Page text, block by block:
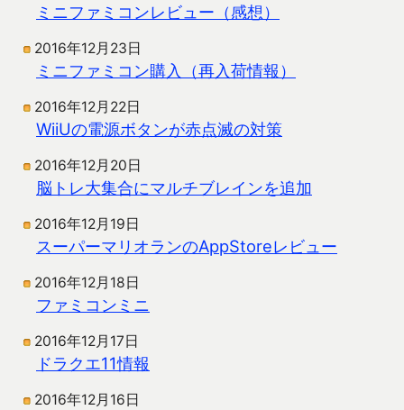
ミニファミコンレビュー（感想）
2016年12月23日
ミニファミコン購入（再入荷情報）
2016年12月22日
WiiUの電源ボタンが赤点滅の対策
2016年12月20日
脳トレ大集合にマルチブレインを追加
2016年12月19日
スーパーマリオランのAppStoreレビュー
2016年12月18日
ファミコンミニ
2016年12月17日
ドラクエ11情報
2016年12月16日